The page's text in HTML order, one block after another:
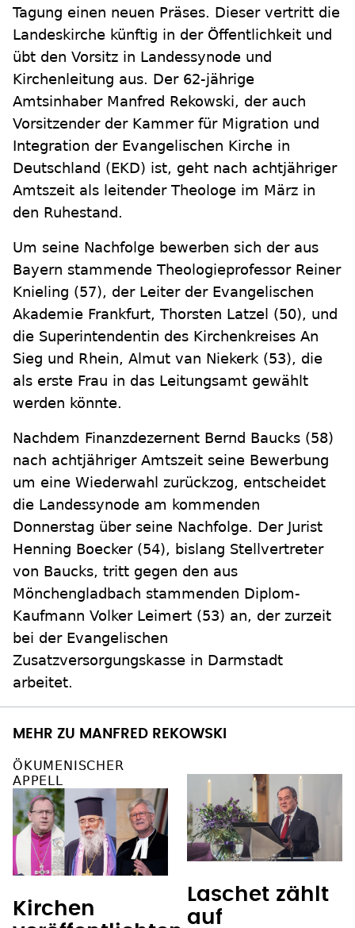
Tagung einen neuen Präses. Dieser vertritt die
Landeskirche künftig in der Öffentlichkeit und
übt den Vorsitz in Landessynode und
Kirchenleitung aus. Der 62-jährige
Amtsinhaber Manfred Rekowski, der auch
Vorsitzender der Kammer für Migration und
Integration der Evangelischen Kirche in
Deutschland (EKD) ist, geht nach achtjähriger
Amtszeit als leitender Theologe im März in
den Ruhestand.
Um seine Nachfolge bewerben sich der aus
Bayern stammende Theologieprofessor Reiner
Knieling (57), der Leiter der Evangelischen
Akademie Frankfurt, Thorsten Latzel (50), und
die Superintendentin des Kirchenkreises An
Sieg und Rhein, Almut van Niekerk (53), die
als erste Frau in das Leitungsamt gewählt
werden könnte.
Nachdem Finanzdezernent Bernd Baucks (58)
nach achtjähriger Amtszeit seine Bewerbung
um eine Wiederwahl zurückzog, entscheidet
die Landessynode am kommenden
Donnerstag über seine Nachfolge. Der Jurist
Henning Boecker (54), bislang Stellvertreter
von Baucks, tritt gegen den aus
Mönchengladbach stammenden Diplom-
Kaufmann Volker Leimert (53) an, der zurzeit
bei der Evangelischen
Zusatzversorgungskasse in Darmstadt
arbeitet.
MEHR ZU MANFRED REKOWSKI
ÖKUMENISCHER
APPELL
Kirchen
Laschet zählt
auf